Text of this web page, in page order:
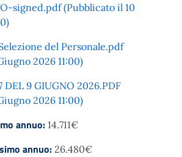
signed.pdf (Pubblicato il 10
del Personale.pdf
2026 11:00)
DEL 9 GIUGNO 2026.PDF
2026 11:00)
annuo: 14.711€
annuo: 26.480€